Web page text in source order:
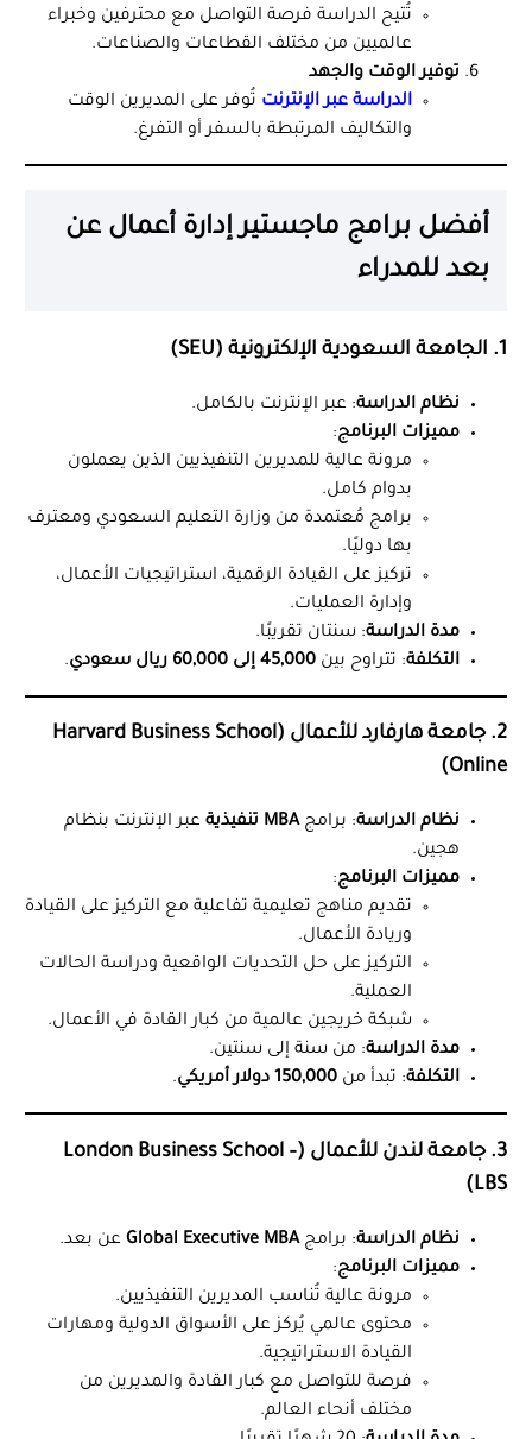
تُتيح الدراسة فرصة التواصل مع محترفين وخبراء
عالميين من مختلف القطاعات والصناعات.
توفير الوقت والجهد
الدراسة عبر الإنترنت تُوفر على المديرين الوقت
والتكاليف المرتبطة بالسفر أو التفرغ.
أفضل برامج ماجستير إدارة أعمال عن
بعد للمدراء
1. الجامعة السعودية الإلكترونية (SEU)
نظام الدراسة: عبر الإنترنت بالكامل.
مميزات البرنامج:
مرونة عالية للمديرين التنفيذيين الذين يعملون
بدوام كامل.
برامج مُعتمدة من وزارة التعليم السعودي ومعترف
بها دوليًا.
تركيز على القيادة الرقمية، استراتيجيات الأعمال،
وإدارة العمليات.
مدة الدراسة: سنتان تقريبًا.
التكلفة: تتراوح بين 45,000 إلى 60,000 ريال سعودي .
2. جامعة هارفارد للأعمال (Harvard Business School
Online)
نظام الدراسة: برامجMBA تنفيذية
عبر الإنترنت بنظام
هجين.
مميزات البرنامج:
تقديم مناهج تعليمية تفاعلية مع التركيز على القيادة
وريادة الأعمال.
التركيز على حل التحديات الواقعية ودراسة الحالات
العملية.
شبكة خريجين عالمية من كبار القادة في الأعمال.
مدة الدراسة: من سنة إلى سنتين.
التكلفة: تبدأ من 150,000 دولار أمريكي .
3. جامعة لندن للأعمال (London Business School –
LBS)
نظام الدراسة: برامجGlobal Executive MBA عن بعد.
مميزات البرنامج:
مرونة عالية تُناسب المديرين التنفيذيين.
محتوى عالمي يُركز على الأسواق الدولية ومهارات
القيادة الاستراتيجية.
فرصة للتواصل مع كبار القادة والمديرين من
مختلف أنحاء العالم.